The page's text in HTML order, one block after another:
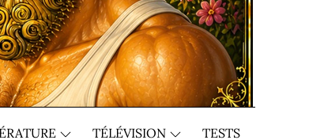
TÉLÉVISION TESTS